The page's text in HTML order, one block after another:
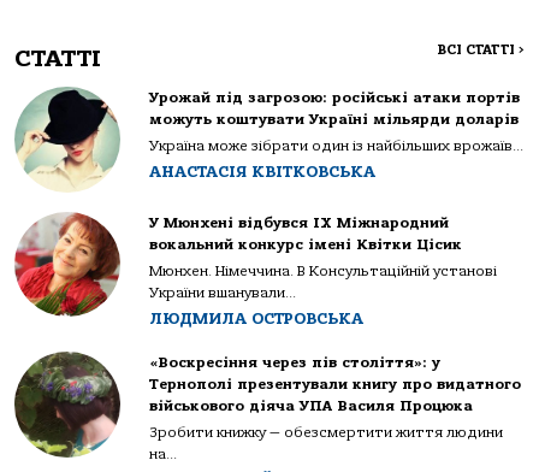
СТАТТІ ВСІ СТАТТІ >
Урожай під загрозою: російські атаки портів
можуть коштувати Україні мільярди доларів
Україна може зібрати один із найбільших врожаїв...
АНАСТАСІЯ КВІТКОВСЬКА
У Мюнхені відбувся IX Міжнародний
вокальний конкурс імені Квітки Цісик
Мюнхен. Німеччина. В Консультаційній установі
України вшанували...
ЛЮДМИЛА ОСТРОВСЬКА
«Воскресіння через пів століття»: у
Тернополі презентували книгу про видатного
військового діяча УПА Василя Процюка
Зробити книжку — обезсмертити життя людини
на...